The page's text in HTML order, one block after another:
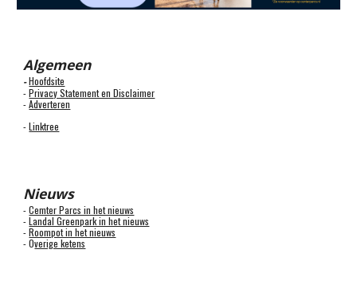
Algemeen
-Hoofdsite
-Privacy Statement en Disclaimer
-Adverteren
-Linktree
Nieuws
-Cemter Parcs in het nieuws
-Landal Greenpark in het nieuws
-Roompot in het nieuws
- Overige ketens